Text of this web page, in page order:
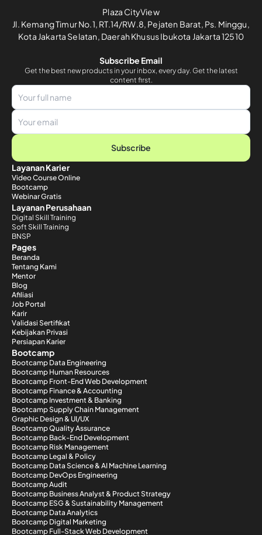
Plaza CityView
Jl. Kemang Timur No.1, RT.14/RW.8, Pejaten Barat, Ps. Minggu,
Kota Jakarta Selatan, Daerah Khusus Ibukota Jakarta 12510
Subscribe Email
Get the best new products in your inbox, every day. Get the latest
content first.
Subscribe
Layanan Karier
Video Course Online
Bootcamp
Webinar Gratis
Layanan Perusahaan
Digital Skill Training
Soft Skill Training
BNSP
Pages
Beranda
Tentang Kami
Mentor
Blog
Afiliasi
Job Portal
Karir
Validasi Sertifikat
Kebijakan Privasi
Persiapan Karier
Bootcamp
Bootcamp Data Engineering
Bootcamp Human Resources
Bootcamp Front-End Web Development
Bootcamp Finance & Accounting
Bootcamp Investment & Banking
Bootcamp Supply Chain Management
Graphic Design & UI/UX
Bootcamp Quality Assurance
Bootcamp Back-End Development
Bootcamp Risk Management
Bootcamp Legal & Policy
Bootcamp Data Science & AI Machine Learning
Bootcamp DevOps Engineering
Bootcamp Audit
Bootcamp Business Analyst & Product Strategy
Bootcamp ESG & Sustainability Management
Bootcamp Data Analytics
Bootcamp Digital Marketing
Bootcamp Full-Stack Web Development